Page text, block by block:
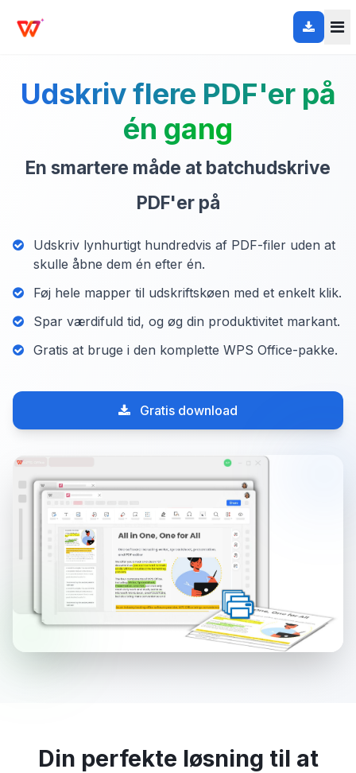
Udskriv flere PDF'er på
én gang
En smartere måde at batchudskrive
PDF'er på
Udskriv lynhurtigt hundredvis af PDF-filer uden at
skulle åbne dem én efter én.
Føj hele mapper til udskriftskøen med et enkelt klik.
Spar værdifuld tid, og øg din produktivitet markant.
Gratis at bruge i den komplette WPS Office-pakke.
Gratis download
Din perfekte løsning til at